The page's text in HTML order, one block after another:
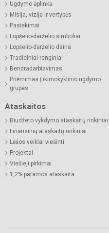
Ugdymo aplinka
Misija, vizija ir vertybės
Pasiekimai
Lopšelio-darželio simboliai
Lopšelio-darželio daina
Tradiciniai renginiai
Bendradarbiavimas
Priėmimas į ikimokyklinio ugdymo
grupes
Ataskaitos
Biudžeto vykdymo ataskaitų rinkiniai
Finansinių ataskaitų rinkiniai
Lėšos veiklai viešinti
Projektai
Viešieji pirkimai
1,2% paramos ataskaita